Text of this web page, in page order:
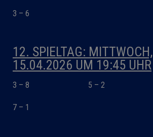
3 – 6
12. SPIELTAG: MITTWOCH,
15.04.2026 UM 19:45 UHR
3 – 8 5 – 2
7 – 1